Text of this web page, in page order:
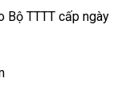
Bộ TTTT cấp ngày